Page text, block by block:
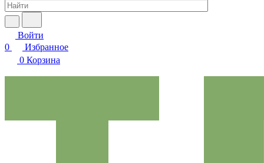
Войти
0
Избранное
0 Корзина